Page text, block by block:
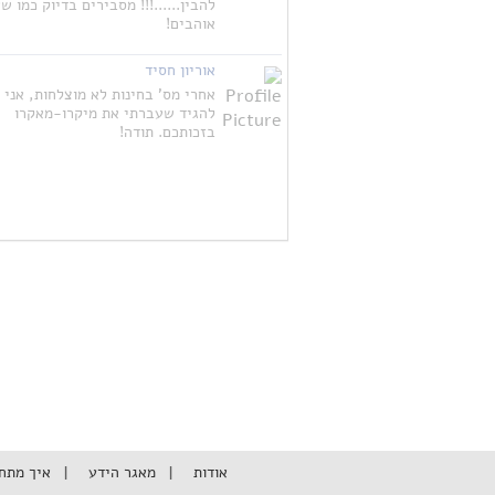
להבין......!!! מסבירים בדיוק כמו
אוהבים!
אוריון חסיד
אחרי מס' בחינות לא מוצלחות,
להגיד שעברתי את מיקרו-מאקרו
בזכותכם. תודה!
אודות מאגר הידע איך